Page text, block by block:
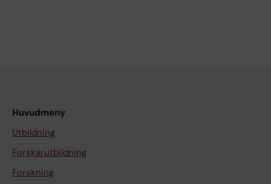
Huvudmeny
Utbildning
Forskarutbildning
Forskning